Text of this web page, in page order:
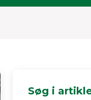
Søg i